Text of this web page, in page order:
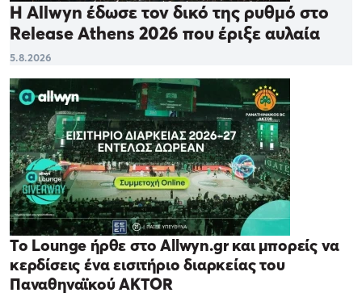
Η Allwyn έδωσε τον δικό της ρυθμό στο
Release Athens 2026 που έριξε αυλαία
5.8.2026
Το Lounge ήρθε στο Allwyn.gr και μπορείς να
κερδίσεις ένα εισιτήριο διαρκείας του
Παναθηναϊκού AKTOR